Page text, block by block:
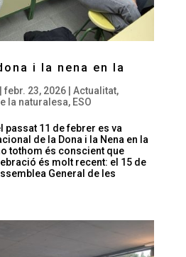
i la nena en la
| febr. 23, 2026| Actualitat,
la naturalesa, ESO
passat 11 de febrer es va
de la Dona i la Nena en la
tothom és conscient que
és molt recent: el 15 de
General de les